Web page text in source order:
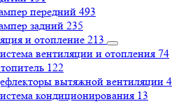
передний 493
задний 235
и отопление 213
вентиляции и отопления 74
122
вытяжной вентиляции 4
кондиционирования 13